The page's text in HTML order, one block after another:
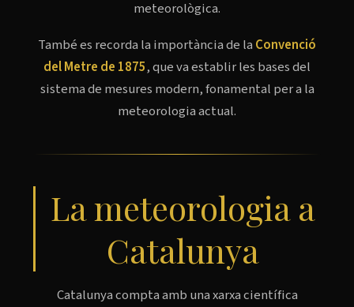
meteorològica.
També es recorda la importància de la Convenció
del Metre de 1875, que va establir les bases del
sistema de mesures modern, fonamental per a la
meteorologia actual.
La meteorologia a
Catalunya
Catalunya compta amb una xarxa científica